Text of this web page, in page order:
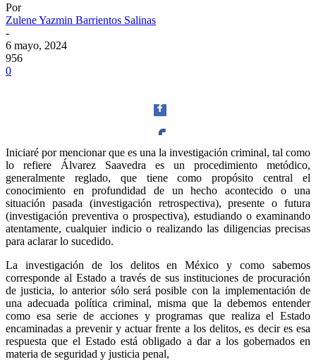
Por
Zulene Yazmin Barrientos Salinas
-
6 mayo, 2024
956
0
Facebook
Whatsapp
Iniciaré por mencionar que es una la investigación criminal, tal como
lo refiere Álvarez Saavedra es un procedimiento metódico,
generalmente reglado, que tiene como propósito central el
conocimiento en profundidad de un hecho acontecido o una
situación pasada (investigación retrospectiva), presente o futura
(investigación preventiva o prospectiva), estudiando o examinando
atentamente, cualquier indicio o realizando las diligencias precisas
para aclarar lo sucedido.
La investigación de los delitos en México y como sabemos
corresponde al Estado a través de sus instituciones de procuración
de justicia, lo anterior sólo será posible con la implementación de
una adecuada política criminal, misma que la debemos entender
como esa serie de acciones y programas que realiza el Estado
encaminadas a prevenir y actuar frente a los delitos, es decir es esa
respuesta que el Estado está obligado a dar a los gobernados en
materia de seguridad y justicia penal,